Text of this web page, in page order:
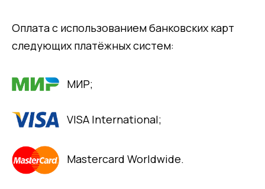
Оплата с использованием банковских карт
следующих платёжных систем:
МИР;
VISA International;
Mastercard Worldwide.